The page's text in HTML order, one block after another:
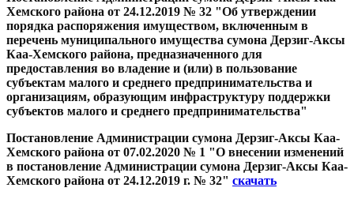
Хемского района от 24.12.2019 № 32 "Об утверждении
порядка распоряжения имуществом, включенным в
перечень муниципального имущества сумона Дерзиг-Аксы
Каа-Хемского района, предназначенного для
предоставления во владение и (или) в пользование
субъектам малого и среднего предпринимательства и
организациям, образующим инфраструктуру поддержки
субъектов малого и среднего предпринимательства"
Постановление Администрации сумона Дерзиг-Аксы Каа-
Хемского района от 07.02.2020 № 1 "О внесении изменений
в постановление Администрации сумона Дерзиг-Аксы Каа-
Хемского района от 24.12.2019 г. № 32" скачать